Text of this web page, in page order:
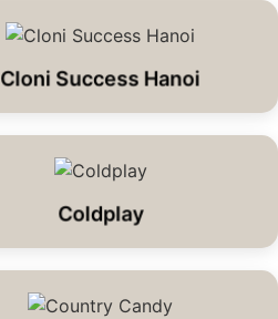
Cloni Success Hanoi
Coldplay